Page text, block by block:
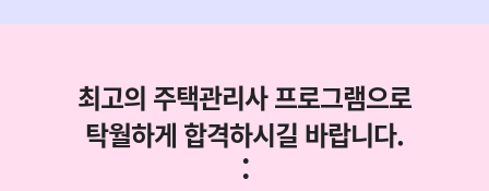
최고의 주택관리사 프로그램으로
탁월하게 합격하시길 바랍니다.
: